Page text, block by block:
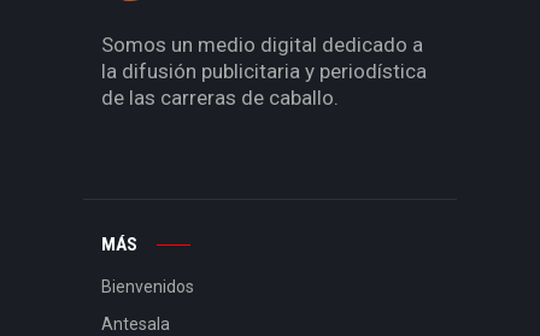
Somos un medio digital dedicado a
la difusión publicitaria y periodística
de las carreras de caballo.
MÁS
Bienvenidos
Antesala